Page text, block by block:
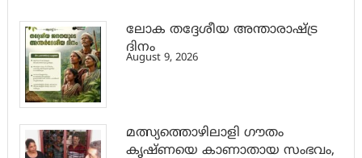
ലോക തദ്ദേശീയ അന്താരാഷ്ട്ര
ദിനം
August 9, 2026
മത്സ്യത്തൊഴിലാളി ഗൗതം
കൃഷ്ണയെ കാണാതായ സംഭവം,